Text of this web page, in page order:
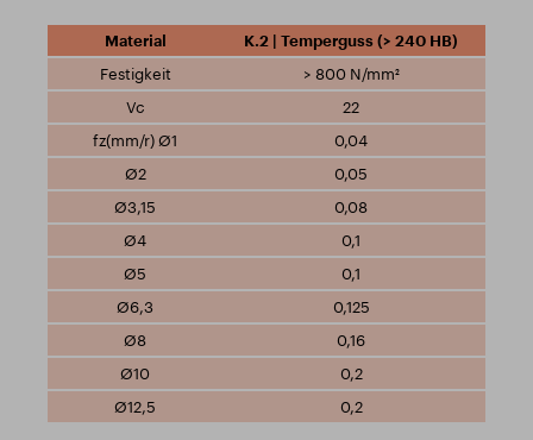
K.2 | Temperguss (> 240 HB)
> 800 N/mm²
22
0,04
0,05
0,08
0,1
0,1
0,125
0,16
0,2
0,2